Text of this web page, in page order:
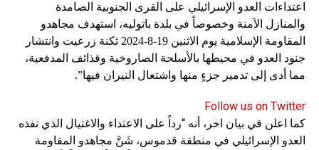
اعتداءات العدو الإسرائيلي على القرى الجنوبية الصامدة
والمنازل الآمنة وخصوصاً في بلدة باتوليه، استهدف مجاهدو
المقاومة الإسلامية يوم الاثنين 19-8-2024 ثكنة زرعيت وانتشار
جنود العدو في محيطها بالأسلحة الصاروخية وقذائف المدفعية،
مما أدى إلى تدمير جزءٍ منها واشتعال النيران فيها”.
Follow us on Twitter
كما اعلن في بيان اخر، أنه “رداً على الاعتداء والاغتيال الذي نفذه
العدو الإسرائيلي في منطقة قدموس، شَنَّ مجاهدو المقاومة